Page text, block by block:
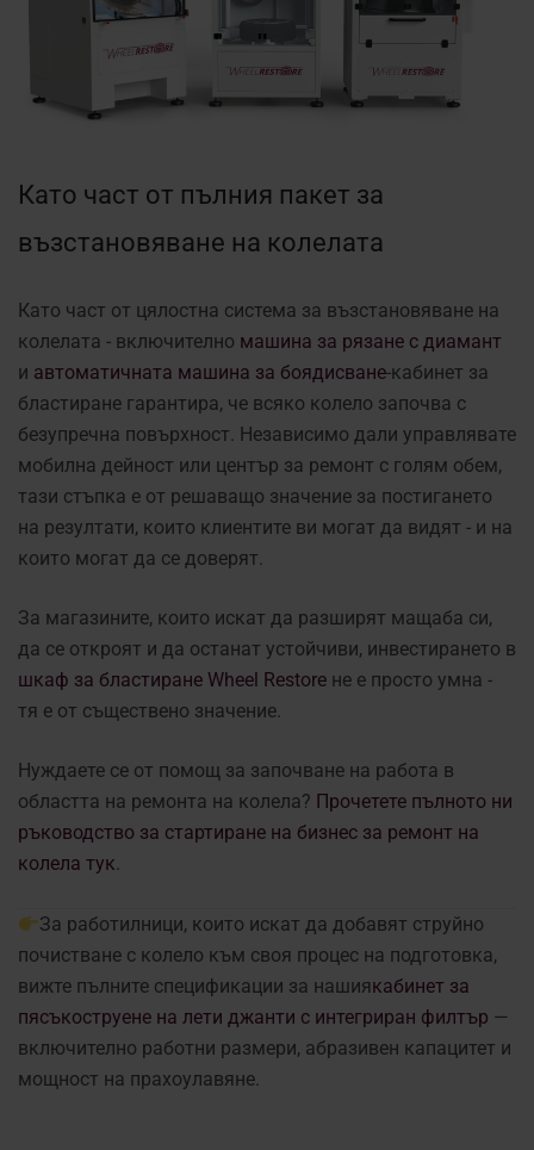
Като част от пълния пакет за
възстановяване на колелата
Като част от цялостна система за възстановяване на
колелата - включително машина за рязане с диамант
и автоматичната машина за боядисване-кабинет за
бластиране гарантира, че всяко колело започва с
безупречна повърхност. Независимо дали управлявате
мобилна дейност или център за ремонт с голям обем,
тази стъпка е от решаващо значение за постигането
на резултати, които клиентите ви могат да видят - и на
които могат да се доверят.
За магазините, които искат да разширят мащаба си,
да се откроят и да останат устойчиви, инвестирането в
шкаф за бластиране Wheel Restore не е просто умна -
тя е от съществено значение.
Нуждаете се от помощ за започване на работа в
областта на ремонта на колела? Прочетете пълното ни
ръководство за стартиране на бизнес за ремонт на
колела тук.
За работилници, които искат да добавят струйно
почистване с колело към своя процес на подготовка,
вижте пълните спецификации за нашиякабинет за
пясъкоструене на лети джанти с интегриран филтър —
включително работни размери, абразивен капацитет и
мощност на прахоулавяне.